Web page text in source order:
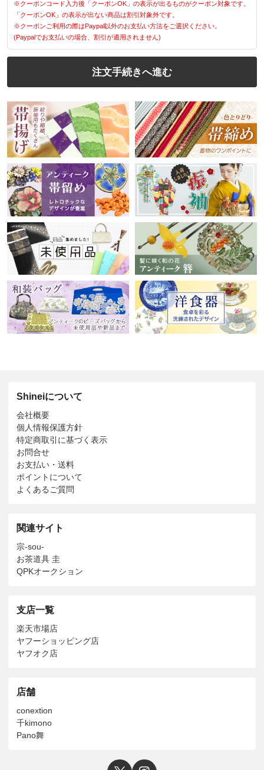
※クーポンコード入力後「クーポンOK」の表示が出るものがクーポン対象です。
「クーポンOK」の表示が出ない商品は割引対象外です。
※クーポンご利用の際はPaypal以外のお支払い方法をご選択ください。
(Paypalでお支払いの場合、割引が適用されません)
注文手続きへ進む
Shineiについて
会社概要
個人情報保護方針
特定商取引に基づく表示
お問合せ
お支払い・送料
ポイントについて
よくあるご質問
関連サイト
宗-sou-
お茶道具 圭
QPKオークション
支店一覧
楽天市場店
ヤフーショッピング店
ヤフオク店
店舗
conextion
千kimono
Pano舞